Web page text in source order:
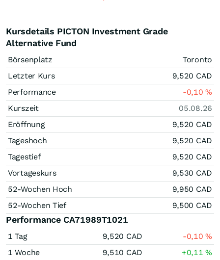
Kursdetails PICTON Investment Grade
Alternative Fund
Börsenplatz
Toronto
Letzter Kurs
9,520 CAD
Performance
-0,10%
Kurszeit
05.08.26
Eröffnung
9,520 CAD
Tageshoch
9,520 CAD
Tagestief
9,520 CAD
Vortageskurs
9,530 CAD
52-Wochen Hoch
9,950 CAD
52-Wochen Tief
9,500 CAD
Performance CA71989T1021
1 Tag 9,520 CAD -0,10%
1 Woche
9,510 CAD +0,11%